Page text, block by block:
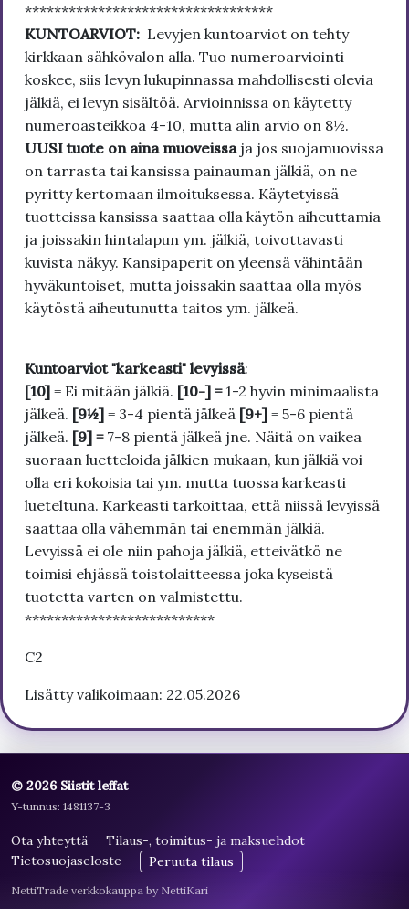
**********************************
KUNTOARVIOT: Levyjen kuntoarviot on tehty
kirkkaan sähkövalon alla. Tuo numeroarviointi
koskee, siis levyn lukupinnassa mahdollisesti olevia
jälkiä, ei levyn sisältöä. Arvioinnissa on käytetty
numeroasteikkoa 4-10, mutta alin arvio on 8½.
UUSI tuote on aina muoveissa ja jos suojamuovissa
on tarrasta tai kansissa painauman jälkiä, on ne
pyritty kertomaan ilmoituksessa. Käytetyissä
tuotteissa kansissa saattaa olla käytön aiheuttamia
ja joissakin hintalapun ym. jälkiä, toivottavasti
kuvista näkyy. Kansipaperit on yleensä vähintään
hyväkuntoiset, mutta joissakin saattaa olla myös
käytöstä aiheutunutta taitos ym. jälkeä.
Kuntoarviot "karkeasti" levyissä:
[10] = Ei mitään jälkiä. [10-] = 1-2 hyvin minimaalista
jälkeä. [9½] = 3-4 pientä jälkeä [9+] = 5-6 pientä
jälkeä. [9] = 7-8 pientä jälkeä jne. Näitä on vaikea
suoraan luetteloida jälkien mukaan, kun jälkiä voi
olla eri kokoisia tai ym. mutta tuossa karkeasti
lueteltuna. Karkeasti tarkoittaa, että niissä levyissä
saattaa olla vähemmän tai enemmän jälkiä.
Levyissä ei ole niin pahoja jälkiä, etteivätkö ne
toimisi ehjässä toistolaitteessa joka kyseistä
tuotetta varten on valmistettu.
**************************
C2
Lisätty valikoimaan: 22.05.2026
© 2026 Siistit leffat
Y-tunnus: 1481137-3
Ota yhteyttä
Tilaus-, toimitus- ja maksuehdot
Tietosuojaseloste
Peruuta tilaus
NettiTrade verkkokauppa by NettiKari